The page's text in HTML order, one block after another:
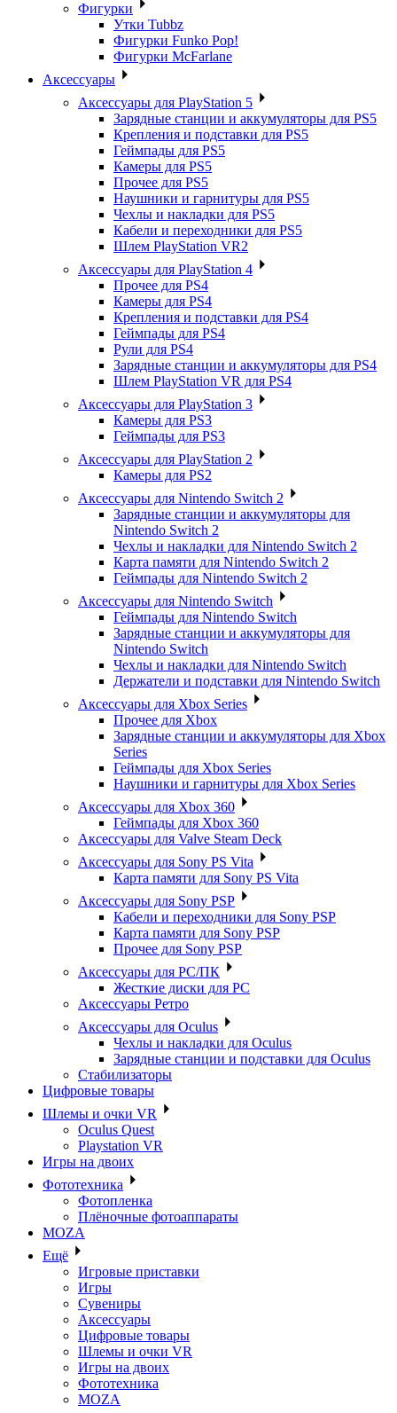
Фигурки
Утки Tubbz
Фигурки Funko Pop!
Фигурки McFarlane
Аксессуары
Аксессуары для PlayStation 5
Зарядные станции и аккумуляторы для PS5
Крепления и подставки для PS5
Геймпады для PS5
Камеры для PS5
Прочее для PS5
Наушники и гарнитуры для PS5
Чехлы и накладки для PS5
Кабели и переходники для PS5
Шлем PlayStation VR2
Аксессуары для PlayStation 4
Прочее для PS4
Камеры для PS4
Крепления и подставки для PS4
Геймпады для PS4
Рули для PS4
Зарядные станции и аккумуляторы для PS4
Шлем PlayStation VR для PS4
Аксессуары для PlayStation 3
Камеры для PS3
Геймпады для PS3
Аксессуары для PlayStation 2
Камеры для PS2
Аксессуары для Nintendo Switch 2
Зарядные станции и аккумуляторы для
Nintendo Switch 2
Чехлы и накладки для Nintendo Switch 2
Карта памяти для Nintendo Switch 2
Геймпады для Nintendo Switch 2
Аксессуары для Nintendo Switch
Геймпады для Nintendo Switch
Зарядные станции и аккумуляторы для
Nintendo Switch
Чехлы и накладки для Nintendo Switch
Держатели и подставки для Nintendo Switch
Аксессуары для Xbox Series
Прочее для Xbox
Зарядные станции и аккумуляторы для Xbox
Series
Геймпады для Xbox Series
Наушники и гарнитуры для Xbox Series
Аксессуары для Xbox 360
Геймпады для Xbox 360
Аксессуары для Valve Steam Deck
Аксессуары для Sony PS Vita
Карта памяти для Sony PS Vita
Аксессуары для Sony PSP
Кабели и переходники для Sony PSP
Карта памяти для Sony PSP
Прочее для Sony PSP
Аксессуары для PC/ПК
Жесткие диски для PC
Аксессуары Ретро
Аксессуары для Oculus
Чехлы и накладки для Oculus
Зарядные станции и подставки для Oculus
Стабилизаторы
Цифровые товары
Шлемы и очки VR
Oculus Quest
Playstation VR
Игры на двоих
Фототехника
Фотопленка
Плёночные фотоаппараты
MOZA
Ещё
Игровые приставки
Игры
Сувениры
Аксессуары
Цифровые товары
Шлемы и очки VR
Игры на двоих
Фототехника
MOZA